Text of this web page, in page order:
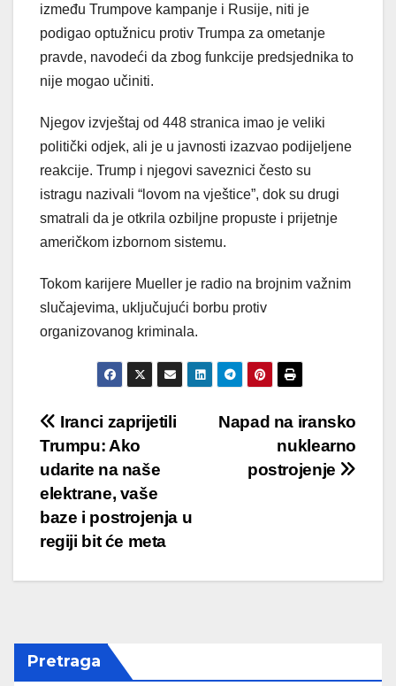
između Trumpove kampanje i Rusije, niti je
podigao optužnicu protiv Trumpa za ometanje
pravde, navodeći da zbog funkcije predsjednika to
nije mogao učiniti.
Njegov izvještaj od 448 stranica imao je veliki
politički odjek, ali je u javnosti izazvao podijeljene
reakcije. Trump i njegovi saveznici često su
istragu nazivali “lovom na vještice”, dok su drugi
smatrali da je otkrila ozbiljne propuste i prijetnje
američkom izbornom sistemu.
Tokom karijere Mueller je radio na brojnim važnim
slučajevima, uključujući borbu protiv
organizovanog kriminala.
Post
navigation
Napad na iransko
nuklearno
postrojenje
Iranci zaprijetili
Trumpu: Ako
udarite na naše
elektrane, vaše
baze i postrojenja u
regiji bit će meta
Pretraga